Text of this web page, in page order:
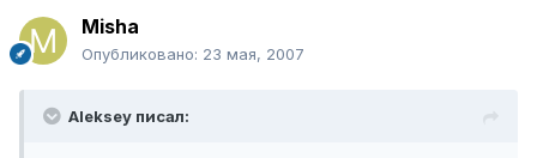
Misha
Опубликовано: 23 мая, 2007
Aleksey писал: